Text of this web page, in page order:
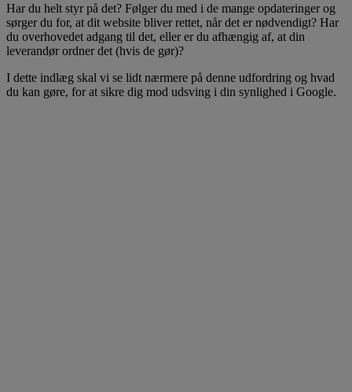
Har du helt styr på det? Følger du med i de mange opdateringer og
sørger du for, at dit website bliver rettet, når det er nødvendigt? Har
du overhovedet adgang til det, eller er du afhængig af, at din
leverandør ordner det (hvis de gør)?
I dette indlæg skal vi se lidt nærmere på denne udfordring og hvad
du kan gøre, for at sikre dig mod udsving i din synlighed i Google.